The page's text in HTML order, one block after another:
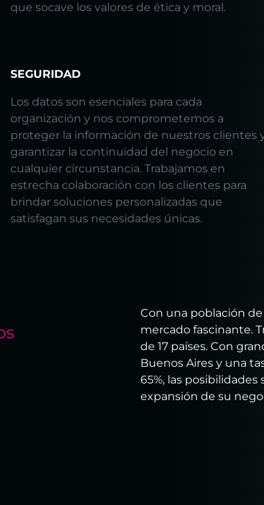
que socave los valores de ética y moral.
SEGURIDAD
Los datos son esenciales para cada
organización y nos comprometemos a
proteger la información de nuestros clientes
garantizar la continuidad del negocio en
cualquier circunstancia. Trabajamos en
estrecha colaboración con los clientes para
brindar soluciones personalizadas que
satisfagan sus necesidades únicas.
Con una población
mercado fascinante.
de 17 países. Con
Buenos Aires y una
65%, las
expansión de su